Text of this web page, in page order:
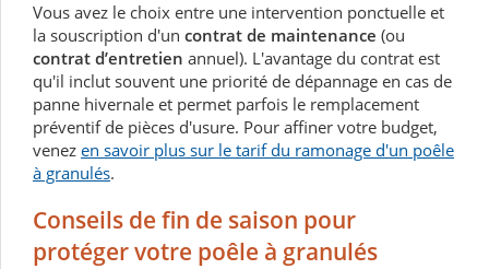
Vous avez le choix entre une intervention ponctuelle et
la souscription d'un contrat de maintenance (ou
contrat d’entretien annuel). L'avantage du contrat est
qu'il inclut souvent une priorité de dépannage en cas de
panne hivernale et permet parfois le remplacement
préventif de pièces d'usure. Pour affiner votre budget,
venez en savoir plus sur le tarif du ramonage d'un poêle
à granulés.
Conseils de fin de saison pour
protéger votre poêle à granulés